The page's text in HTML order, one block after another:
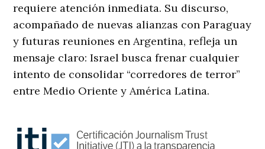
requiere atención inmediata. Su discurso,
acompañado de nuevas alianzas con Paraguay
y futuras reuniones en Argentina, refleja un
mensaje claro: Israel busca frenar cualquier
intento de consolidar “corredores de terror”
entre Medio Oriente y América Latina.